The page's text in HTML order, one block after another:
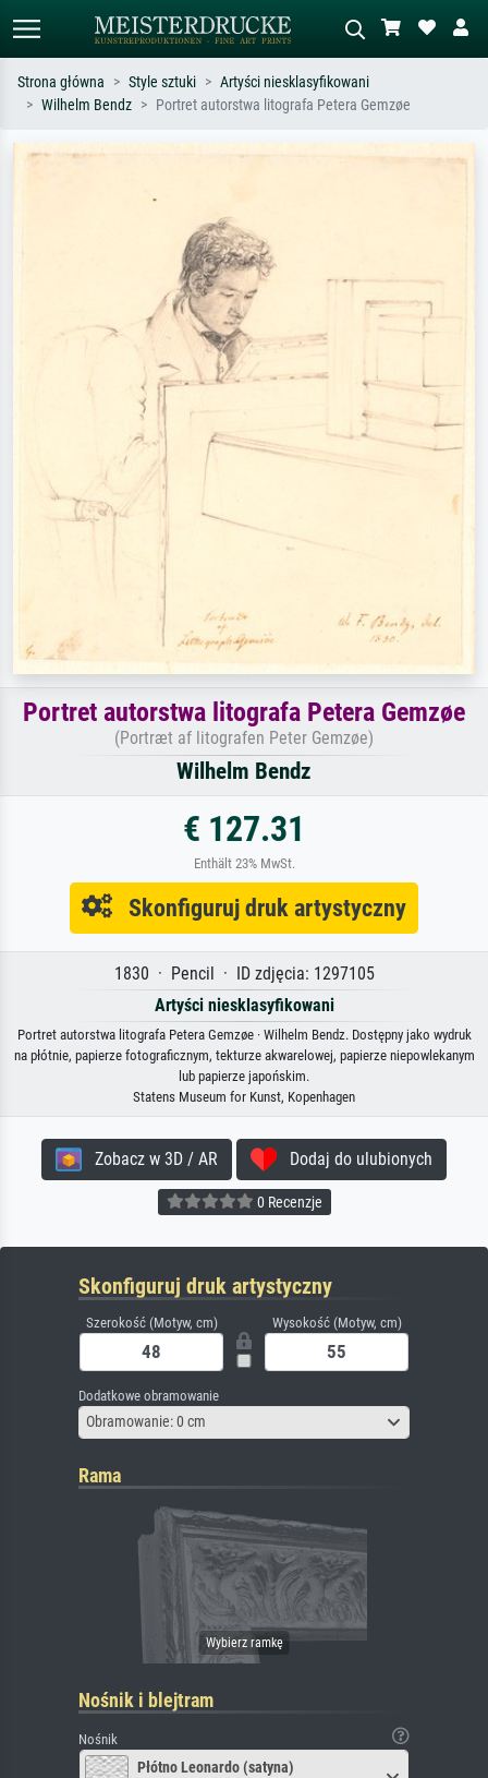
Szukaj wg artysty, tytułu lub stylu – np.
impresjonizm, fala Hokusaia, akt.
Opisz scenę – np. zielona łąka,
Strona główna Style sztuki
Artyści niesklasyfikowani
Wilhelm Bendz
Portret autorstwa litografa Petera Gemzøe
Portret autorstwa litografa Petera Gemzøe
(Portræt af litografen Peter Gemzøe)
Wilhelm Bendz
€ 127.31
Enthält 23% MwSt.
Skonfiguruj druk artystyczny
1830 · Pencil · ID zdjęcia: 1297105
Artyści niesklasyfikowani
Portret autorstwa litografa Petera Gemzøe · Wilhelm Bendz. Dostępny jako wydruk
na płótnie, papierze fotograficznym, tekturze akwarelowej, papierze niepowlekanym
lub papierze japońskim.
Statens Museum for Kunst, Kopenhagen
Zobacz w 3D / AR Dodaj do ulubionych
0 Recenzje
Skonfiguruj druk artystyczny
Szerokość (Motyw, cm) Wysokość (Motyw, cm)
Dodatkowe obramowanie
Obramowanie: 0 cm
Rama
Nośnik i blejtram
Nośnik
Płótno Leonardo (satyna)